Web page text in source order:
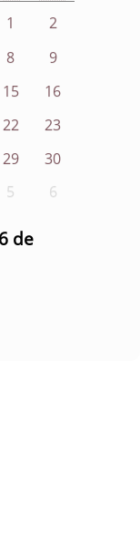
1
2
8
9
15
16
22
23
29
30
5 6
de